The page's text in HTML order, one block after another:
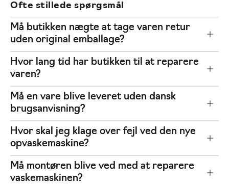
Ofte stillede spørgsmål
Må butikken nægte at tage varen retur
uden original emballage?
Hvor lang tid har butikken til at reparere
varen?
Må en vare blive leveret uden dansk
brugsanvisning?
Hvor skal jeg klage over fejl ved den nye
opvaskemaskine?
Må montøren blive ved med at reparere
vaskemaskinen?